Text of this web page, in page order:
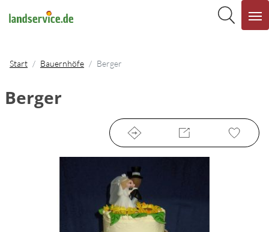
Start Bauernhöfe Berger
Berger